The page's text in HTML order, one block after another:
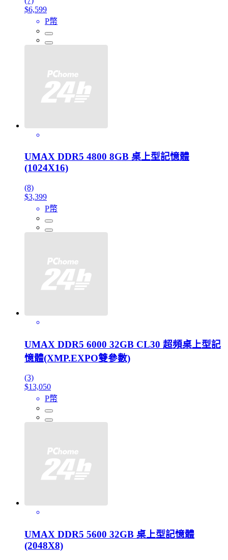
$6,599
P幣
UMAX DDR5 4800 8GB 桌上型記憶體
(1024X16)
(8)
$3,399
P幣
UMAX DDR5 6000 32GB CL30 超頻桌上型記
憶體(XMP.EXPO雙參數)
(3)
$13,050
P幣
UMAX DDR5 5600 32GB 桌上型記憶體
(2048X8)